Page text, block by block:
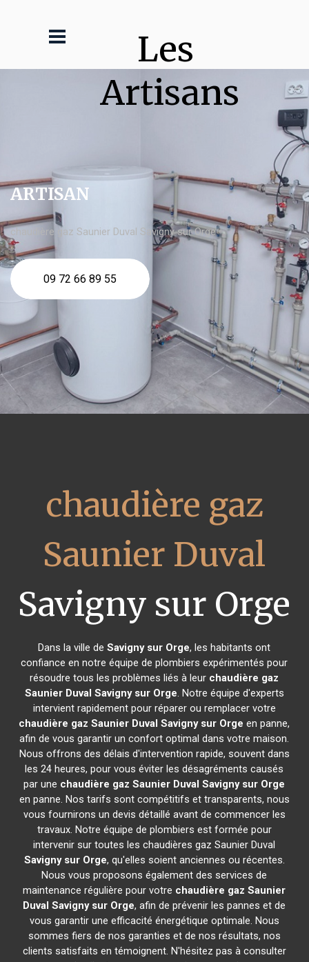
Les
Artisans
ARTISAN
chaudière gaz Saunier Duval Savigny sur Orge
09 72 66 89 55
chaudière gaz
Saunier Duval
Savigny sur Orge
Dans la ville deSavigny sur Orge, les habitants ont
confiance en notre équipe de plombiers expérimentés pour
résoudre tous les problèmes liés à leur chaudière gaz
Saunier Duval Savigny sur Orge. Notre équipe d'experts
intervient rapidement pour réparer ou remplacer votre
chaudière gaz Saunier Duval Savigny sur Orge en panne,
afin de vous garantir un confort optimal dans votre maison.
Nous offrons des délais d'intervention rapide, souvent dans
les 24 heures, pour vous éviter les désagréments causés
par une chaudière gaz Saunier Duval Savigny sur Orge
en panne. Nos tarifs sont compétitifs et transparents, nous
vous fournirons un devis détaillé avant de commencer les
travaux. Notre équipe de plombiers est formée pour
intervenir sur toutes les chaudières gaz Saunier Duval
Savigny sur Orge, qu'elles soient anciennes ou récentes.
Nous vous proposons également des services de
maintenance régulière pour votre chaudière gaz Saunier
Duval Savigny sur Orge, afin de prévenir les pannes et de
vous garantir une efficacité énergétique optimale. Nous
sommes fiers de nos garanties et de nos résultats, nos
clients satisfaits en témoignent. N'hésitez pas à consulter